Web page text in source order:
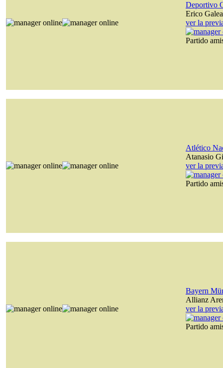
Deportivo
Erico
ver la
Partido
Atlético
Atanasio
ver la
Partido
Bayern
Allianz
ver la
Partido